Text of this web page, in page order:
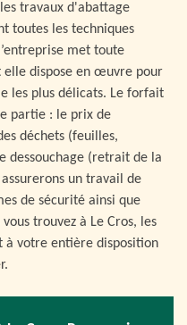
travaux d'abattage
toutes les techniques
met toute
elle dispose en œuvre pour
les plus délicats. Le forfait
partie : le prix de
déchets (feuilles,
dessouchage (retrait de la
un travail de
de sécurité ainsi que
vous trouvez à Le Cros, les
à votre entière disposition